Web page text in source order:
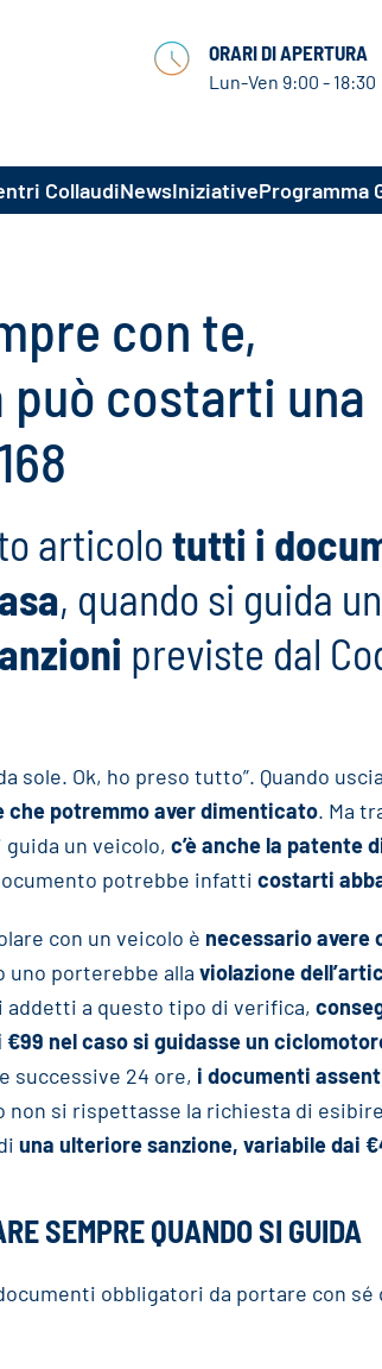
ORARI DI APERTURA
Lun-Ven 9:00 - 18:30
CollaudiNewsIniziativeProgramma
con te,
costarti una
articolotutti i
, quando si guida
previste dal
sole. Ok, ho preso tutto”. Quando
che potremmo aver dimenticato. Ma
un veicolo, c’è anche la patente
potrebbe infatti costarti
con un veicolo è necessario avere
uno porterebbe alla violazione
a questo tipo di verifica,
€99 nel caso si guidasse un
successive 24 ore, i documenti
non si rispettasse la richiesta di
una ulteriore sanzione, variabile dai
SEMPRE QUANDO SI GUIDA
obbligatori da portare con sé